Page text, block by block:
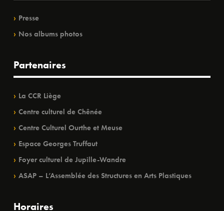
Presse
Nos albums photos
Partenaires
La CCR Liège
Centre culturel de Chênée
Centre Culturel Ourthe et Meuse
Espace Georges Truffaut
Foyer culturel de Jupille-Wandre
ASAP – L’Assemblée des Structures en Arts Plastiques
Horaires